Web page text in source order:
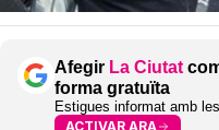
Afegir La Ciutat
forma gratuïta
Estigues informat amb
ACTIVAR ARA